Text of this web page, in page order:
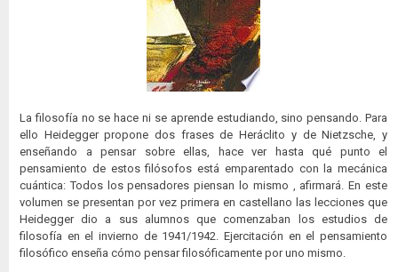
La filosofía no se hace ni se aprende estudiando, sino pensando. Para
ello Heidegger propone dos frases de Heráclito y de Nietzsche, y
enseñando a pensar sobre ellas, hace ver hasta qué punto el
pensamiento de estos filósofos está emparentado con la mecánica
cuántica: Todos los pensadores piensan lo mismo , afirmará. En este
volumen se presentan por vez primera en castellano las lecciones que
Heidegger dio a sus alumnos que comenzaban los estudios de
filosofía en el invierno de 1941/1942. Ejercitación en el pensamiento
filosófico enseña cómo pensar filosóficamente por uno mismo.